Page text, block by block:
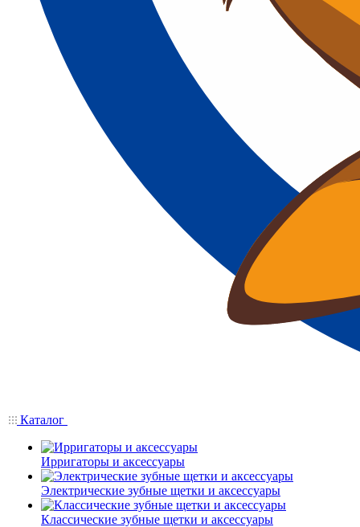
Каталог
Ирригаторы и аксессуары
Электрические зубные щетки и аксессуары
Классические зубные щетки и аксессуары